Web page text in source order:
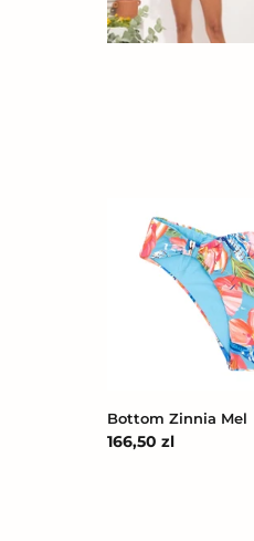
Zinnia
Bottom Zinnia Mel
Cena
166,50 zl